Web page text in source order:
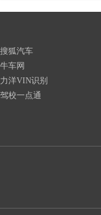
搜狐汽车
牛车网
力洋VIN识别
驾校一点通